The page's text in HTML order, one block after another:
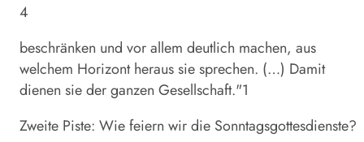
4
beschränken und vor allem deutlich machen, aus
welchem Horizont heraus sie sprechen. (…) Damit
dienen sie der ganzen Gesellschaft."1
Zweite Piste: Wie feiern wir die Sonntagsgottesdienste?